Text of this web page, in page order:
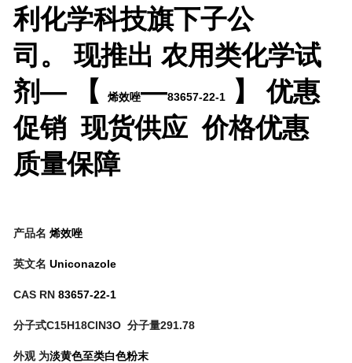
利化学科技旗下子公
司。 现推出 农用类化学试
剂— 【
烯效唑—83657-22-1
】 优惠
促销 现货供应 价格优惠
质量保障
产品名 烯效唑
英文名 Uniconazole
CAS RN 83657-22-1
分子式C15H18ClN3O 分子量291.78
外观 为淡黄色至类白色粉末